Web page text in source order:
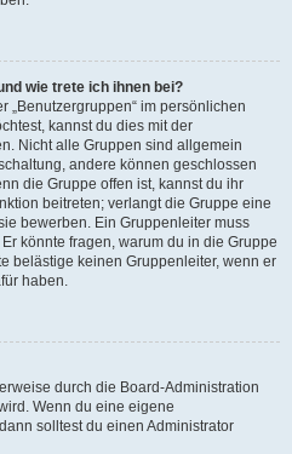
wie trete ich ihnen bei?
„Benutzergruppen“ im persönlichen
kannst du dies mit der
Nicht alle Gruppen sind allgemein
andere können geschlossen
die Gruppe offen ist, kannst du ihr
beitreten; verlangt die Gruppe eine
bewerben. Ein Gruppenleiter muss
könnte fragen, warum du in die Gruppe
belästige keinen Gruppenleiter, wenn er
haben.
durch die Board-Administration
Wenn du eine eigene
solltest du einen Administrator